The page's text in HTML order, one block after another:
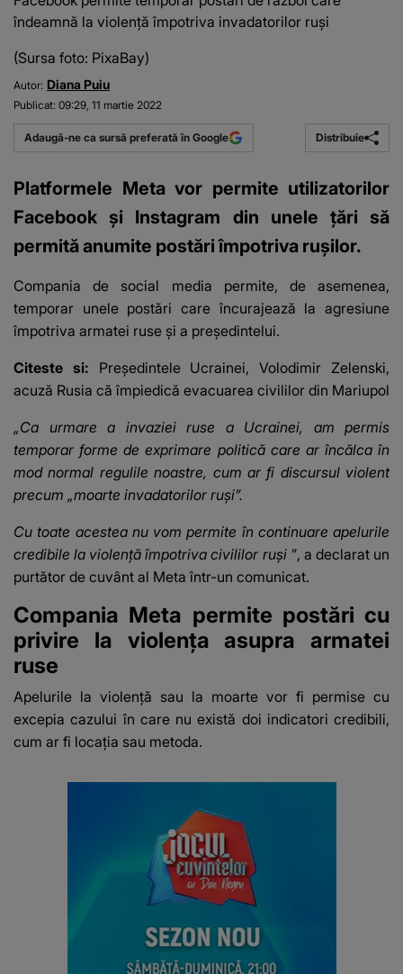
îndeamnă la violență împotriva invadatorilor ruși
(Sursa foto: PixaBay)
Autor: Diana Puiu
Publicat: 09:29, 11 martie 2022
Adaugă-ne ca sursă preferată în Google Distribuie
Platformele Meta vor permite utilizatorilor
Facebook și Instagram din unele țări să
permită anumite postări împotriva rușilor.
Compania de social media permite, de asemenea,
temporar unele postări care încurajează la agresiune
împotriva armatei ruse și a președintelui.
Citeste si: Preşedintele Ucrainei, Volodimir Zelenski,
acuză Rusia că împiedică evacuarea civililor din Mariupol
„Ca urmare a invaziei ruse a Ucrainei, am permis
temporar forme de exprimare politică care ar încălca în
mod normal regulile noastre, cum ar fi discursul violent
precum „moarte invadatorilor ruși”.
Cu toate acestea nu vom permite în continuare apelurile
credibile la violențăîmpotriva civililor ruși”, a declarat un
purtător de cuvânt al Meta într-un comunicat.
Compania Meta permite postări cu
privire la violența asupra armatei
ruse
Apelurile la violență sau la moarte vor fi permise cu
excepia cazului în care nu există doi indicatori credibili,
cum ar fi locația sau metoda.